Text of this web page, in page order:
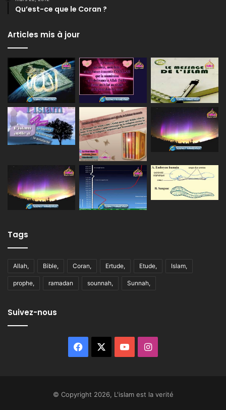
Qu’est-ce que le Coran ?
Articles mis à jour
Tags
Allah, Bible, Coran, Ertude, Etude, Islam,
prophe, ramadan sounnah, Sunnah,
Suivez-nous
Facebook YouTubeInstagram
© Copyright 2026, L'islam est la verité